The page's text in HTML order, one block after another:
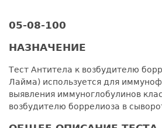
05-08-100
НАЗНАЧЕНИЕ
Тест Антитела к возбудителю
Лайма) используется для
выявления иммуноглобулинов
возбудителю боррелиоза в